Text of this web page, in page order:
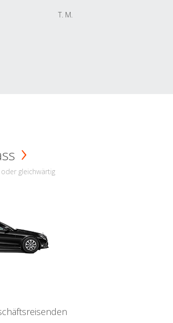
T. M.
gleichwärtig